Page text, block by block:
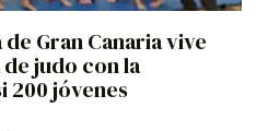
Gran Canaria vive
judo con la
200 jóvenes